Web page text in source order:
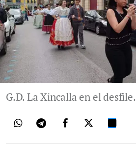
G.D. La Xincalla en el desfile.